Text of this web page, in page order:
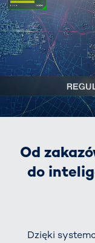
Od
do
Dzięki